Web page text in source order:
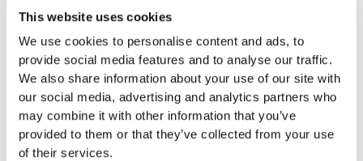
This website uses cookies
We use cookies to personalise content and ads, to
provide social media features and to analyse our traffic.
We also share information about your use of our site with
our social media, advertising and analytics partners who
may combine it with other information that you’ve
provided to them or that they’ve collected from your use
of their services.
La dichiarazione dei redditi
per le aziende è facile!
Non appena la contabilità dell'azienda è stata
completata, è il momento della dichiarazione dei
redditi. Molte persone perdono il senso del
divertimento quando guardano la dichiarazione
dei redditi dell'azienda. Spesso non si sa